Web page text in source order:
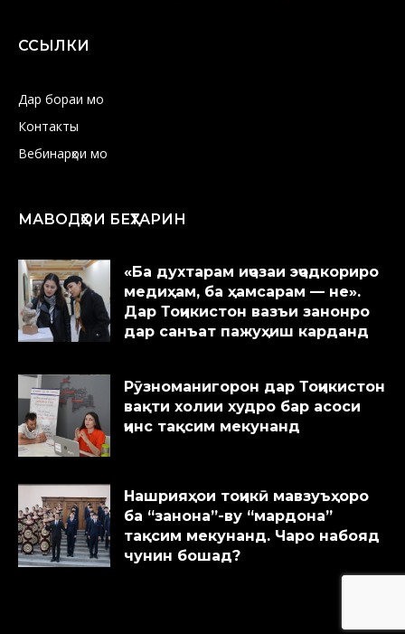
ССЫЛКИ
Дар бораи мо
Контакты
Вебинарҳои мо
МАВОДҲОИ БЕҲТАРИН
«Ба духтарам иҷозаи эҷодкориро
медиҳам, ба ҳамсарам — не».
Дар Тоҷикистон вазъи занонро
дар санъат пажуҳиш карданд
Рӯзноманигорон дар Тоҷикистон
вақти холии худро бар асоси
ҷинс тақсим мекунанд
Нашрияҳои тоҷикӣ мавзуъҳоро
ба “занона”-ву “мардона”
тақсим мекунанд. Чаро набояд
чунин бошад?